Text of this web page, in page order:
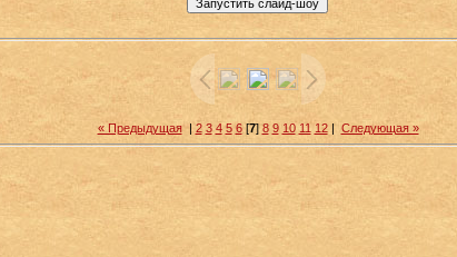
« Предыдущая| 2 3 4 5 6[7]8 9 10 11 12| Следующая »